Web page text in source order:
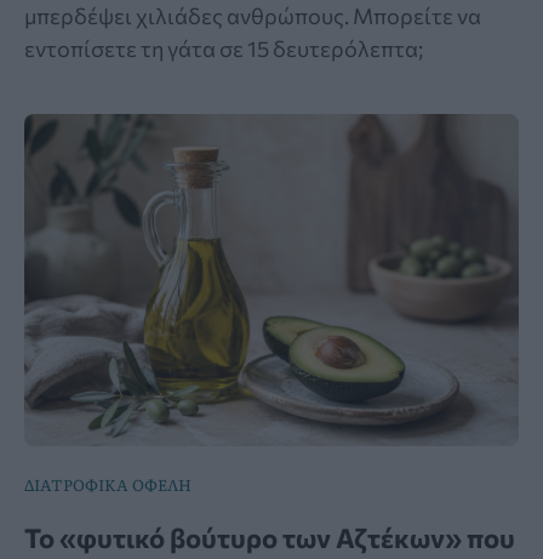
μπερδέψει χιλιάδες ανθρώπους. Μπορείτε να
εντοπίσετε τη γάτα σε 15 δευτερόλεπτα;
ΔΙΑΤΡΟΦΙΚΑ ΟΦΕΛΗ
Το «φυτικό βούτυρο των Αζτέκων» που